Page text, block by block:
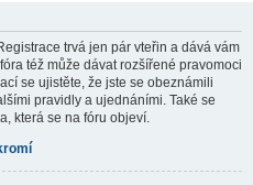
trvá jen pár vteřin a dává vám
též může dávat rozšířené pravomoci
se ujistěte, že jste se obeznámili
pravidly a ujednáními. Také se
která se na fóru objeví.